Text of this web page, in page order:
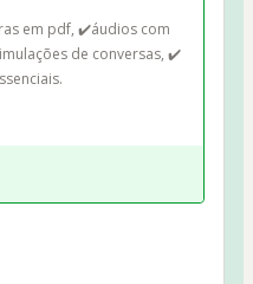
em pdf, ✔️⁠áudios com
de conversas, ✔️